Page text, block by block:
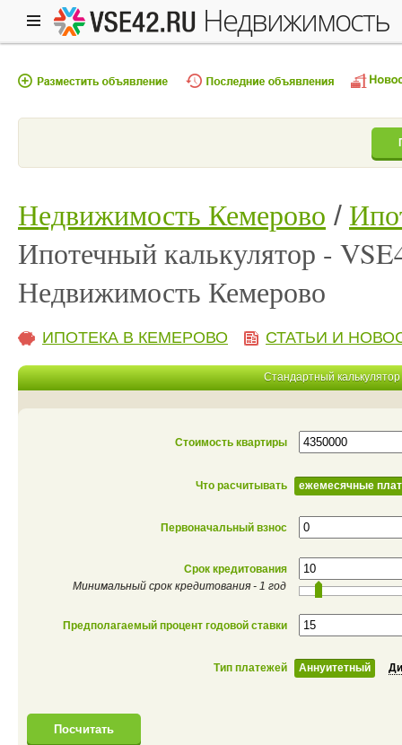
недвижимость
Недвижимость Кемерово
Ипотечный калькулятор -
Недвижимость Кемерово
ИПОТЕКА В КЕМЕРОВО СТАТЬИ И
Стандартный калькулятор
Стоимость квартиры
Что расчитывать ежемесячные
Первоначальный взнос
Срок кредитования
Минимальный срок кредитования - 1 год
Предполагаемый процент годовой ставки
Тип платежей Аннуитетный